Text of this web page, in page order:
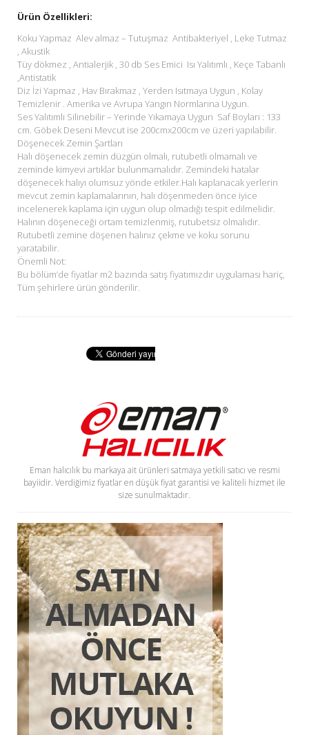
Ürün Özellikleri:
Koku Yapmaz Alev almaz – Tutuşmaz Antibakteriyel , Leke Tutmaz
, Akustik
Tüy dökmez , Antialerjik , 30 db Ses Emici Isı Yalıtımlı , Keçe Tabanlı
,Antistatik
Diz İzi Yapmaz , Hav Bırakmaz , Yerden Isıtmaya Uygun , Kolay
Temizlenir . Amerika ve Avrupa Yangın Normlarına Uygun.
Ses Yalıtımlı Silinebilir – Yerinde Yıkamaya Uygun Saf Boyları : 133
cm. Göbek Deseni Mevcut ise 200cmx200cm ve üzeri yapılabilir.
Döşenecek Zemin Şartları
Halı döşenecek zemin düzgün olmalı, rutubetli olmamalı ve
zeminde kimyevi artıklar bulunmamalıdır. Zemindeki hatalar
döşenecek halıyı olumsuz yönde etkiler.Halı kaplanacak yerlerin
mevcut zemin kaplamalarının, halı döşenmeden önce iyice
incelenerek kaplama için uygun olup olmadığı tespit edilmelidir.
Halının döşeneceği ortam temizlenmiş, rutubetsiz olmalıdır.
Rutubetli zemine döşenen halınız çekme ve koku sorunu
yaratabilir.
Önemli Not:
Bu bölüm’de fiyatlar m2 bazında satış fiyatımızdır uygulaması hariç,
Tüm şehirlere ürün gönderilir.
Eman halıcılık bu markaya ait ürünleri satmaya yetkili satıcı ve resmi
bayiidir. Verdiğimiz fiyatlar en düşük fiyat garantisi ve kaliteli hizmet ile
size sunulmaktadır.